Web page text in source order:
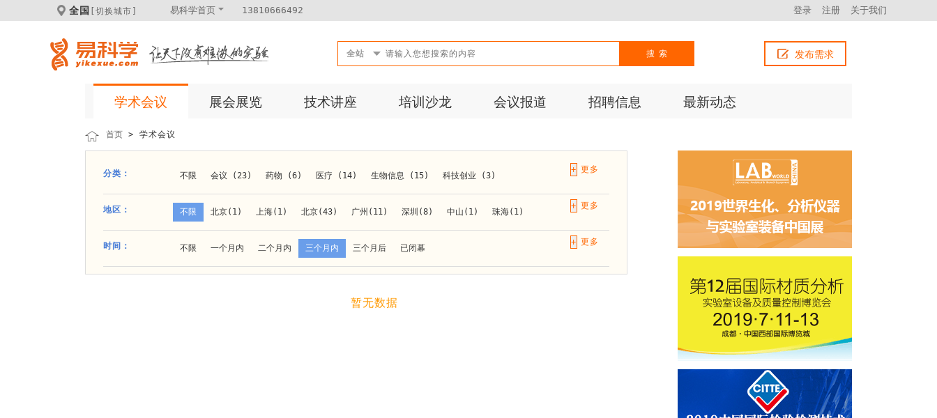
全国 [切换城市] 易科学首页 13810666492 登录 注册 关于我们
全站 搜索 发布需求
学术会议 展会展览 技术讲座 培训沙龙 会议报道 招聘信息 最新动态
首页 > 学术会议
分类： 不限 会议 (23) 药物 (6) 医疗 (14) 生物信息 (15) 科技创业 (3)
科学仪器 (8)
材料 (11) 材料化工 (1) 新材料 (1)
+
地区： 不限 北京(1) 上海(1) 北京(43) 广州(11) 深圳(8) 中山(1) 珠海(1)
郑州(1) 长春(1)
+
时间： 不限 一个月内 二个月内 三个月内 三个月后 已闭幕
+
暂无数据